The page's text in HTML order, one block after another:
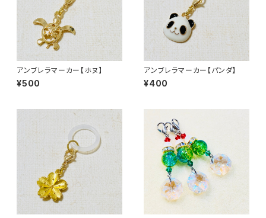
アンブレラマーカー【ホヌ】
¥500
アンブレラマーカー【パンダ】
¥400